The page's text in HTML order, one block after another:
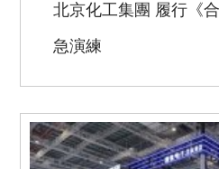
北京化工集團 履行《
急演練